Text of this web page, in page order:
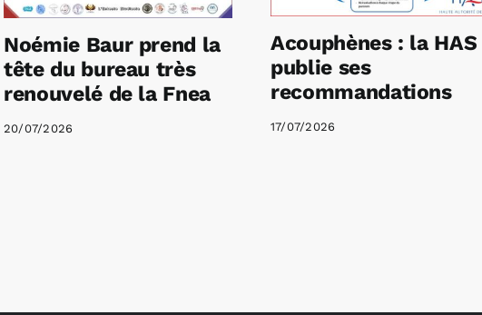
Noémie Baur prend la
tête du bureau très
renouvelé de la Fnea
20/07/2026
Acouphènes : la HAS
publie ses
recommandations
17/07/2026